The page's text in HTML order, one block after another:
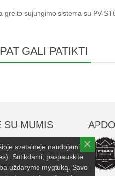
greito sujungimo sistema su PV-
GALI PATIKTI
SU MUMIS
25A, Klaipėda LT-
svetainėje naudojami
Sutikdami, paspauskite
uždarymo mygtuką. Savo
×